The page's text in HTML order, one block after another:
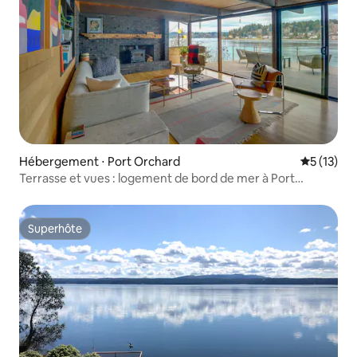
Hébergement ⋅ Port Orchard
5 (13)
Terrasse et vues : logement de bord de mer à Port
Superhôte
Superhôte